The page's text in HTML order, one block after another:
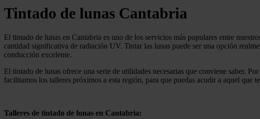
Tintado de lunas Cantabria
El tintado de lunas en Cantabria es uno de los servicios más populares entre
cantidad significativa de radiación UV. Tintar las lunas puede ser una opción
conducción excelente.
El tintado de lunas ofrece una serie de utilidades necesarias que conviene saber.
facilitamos los talleres próximos a esta región, para que puedas acudir a aquel que
Talleres de tintado de lunas en Cantabria: